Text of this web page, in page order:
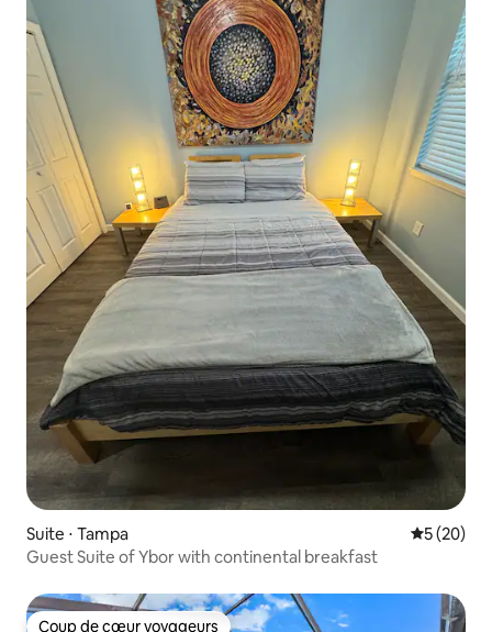
Suite ⋅ Tampa
5 (20)
Guest Suite of Ybor with continental breakfast
Coup de cœur voyageurs